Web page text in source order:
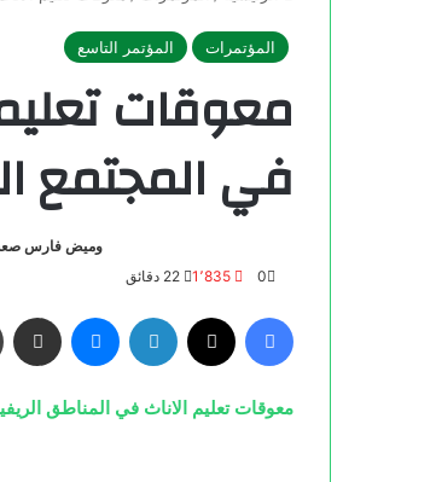
المؤتمرات المؤتمر التاسع
معوقات
في المجتمع
وميض فارس
0
معوقات تعليم الاناث في المناطق